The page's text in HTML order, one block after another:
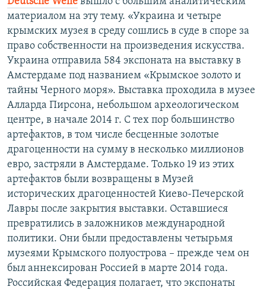
материалом на эту тему. «Украина и четыре
крымских музея в среду сошлись в суде в споре за
право собственности на произведения искусства.
Украина отправила 584 экспоната на выставку в
Амстердаме под названием «Крымское золото и
тайны Черного моря». Выставка проходила в музее
Алларда Пирсона, небольшом археологическом
центре, в начале 2014 г. С тех пор большинство
артефактов, в том числе бесценные золотые
драгоценности на сумму в несколько миллионов
евро, застряли в Амстердаме. Только 19 из этих
артефактов были возвращены в Музей
исторических драгоценностей Киево-Печерской
Лавры после закрытия выставки. Оставшиеся
превратились в заложников международной
политики. Они были предоставлены четырьмя
музеями Крымского полуострова – прежде чем он
был аннексирован Россией в марте 2014 года.
Российская Федерация полагает, что экспонаты